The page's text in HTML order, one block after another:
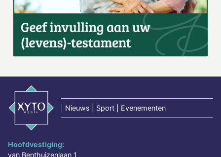
Nieuws | Sport | Evenementen
Hoofdvestiging:
van Benthuizenlaan 1